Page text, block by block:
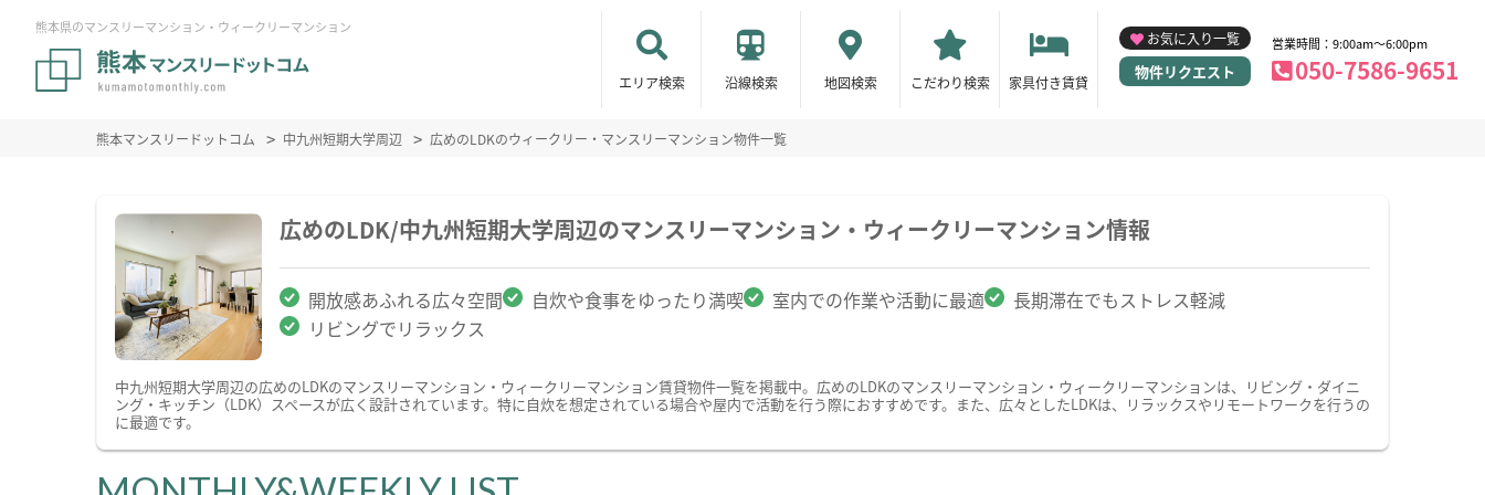
熊本県のマンスリーマンション・ウィークリーマンション
エリア検索 沿線検索 地図検索 こだわり検索 家具付き賃貸
お気に入り一覧
物件リクエスト
営業時間：9:00am～6:00pm
050-7586-9651
熊本マンスリードットコム 中九州短期大学周辺 広めのLDKのウィークリー・マンスリーマンション物件一覧
広めのLDK/中九州短期大学周辺のマンスリーマンション・ウィークリーマンション情報
開放感あふれる広々空間 自炊や食事をゆったり満喫 室内での作業や活動に最適
長期滞在でもストレス軽減
リビングでリラックス
中九州短期大学周辺の広めのLDKのマンスリーマンション・ウィークリーマンション賃貸物件一覧を掲載中。広めのLDKのマンスリーマンション・ウィークリーマンションは、リビング・ダイニ
ング・キッチン（LDK）スペースが広く設計されています。特に自炊を想定されている場合や屋内で活動を行う際におすすめです。また、広々としたLDKは、リラックスやリモートワークを行うの
に最適です。